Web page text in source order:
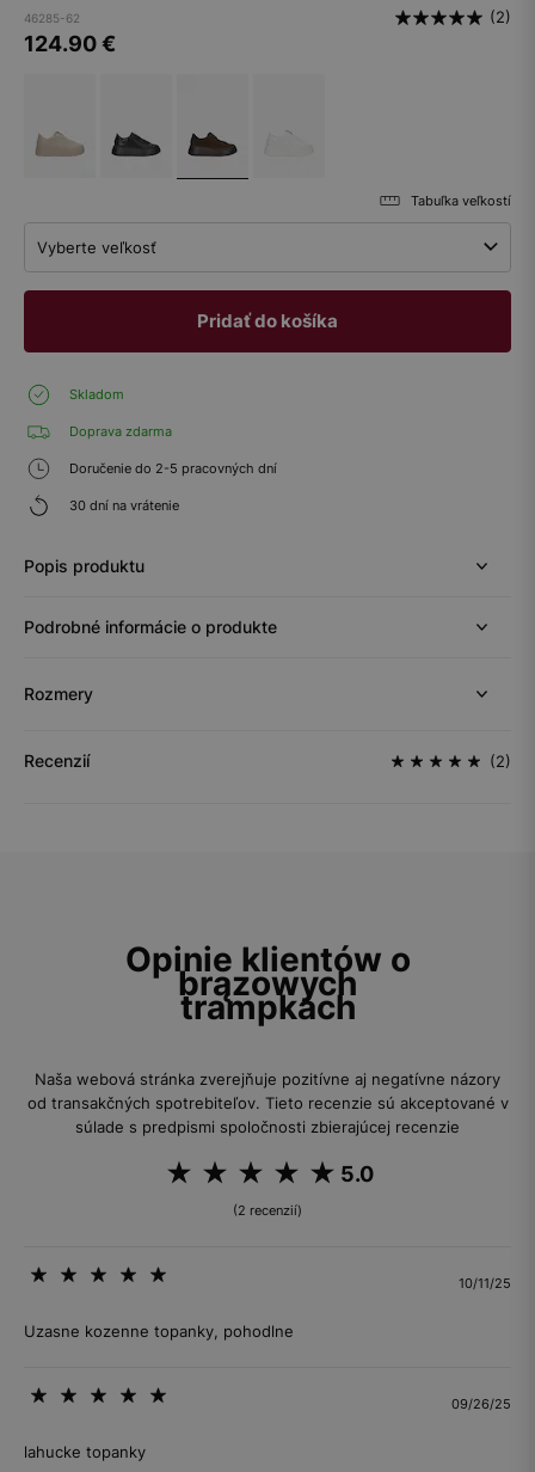
46285-62 (2)
124.90€
Tabuľka veľkostí
Vyberte veľkosť
Pridať do košíka
Skladom
Doprava zdarma
Doručenie do 2-5 pracovných dní
30 dní na vrátenie
Popis produktu
Podrobné informácie o produkte
Rozmery
Recenzií (2)
Opinie klientów o
brązowych
trampkach
Naša webová stránka zverejňuje pozitívne aj negatívne názory
od transakčných spotrebiteľov. Tieto recenzie sú akceptované v
súlade s predpismi spoločnosti zbierajúcej recenzie
5.0
(2 recenzií)
10/11/25
Uzasne kozenne topanky, pohodlne
09/26/25
lahucke topanky